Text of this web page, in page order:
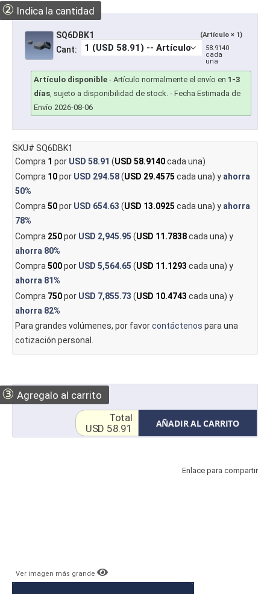
② Indica la cantidad
SQ6DBK1 (Artículo × 1)
Cant:
58.9140
cada
una
Artículo disponible - Artículo normalmente el envío en 1-3
días, sujeto a disponibilidad de stock. - Fecha Estimada de
Envío 2026-08-06
SKU# SQ6DBK1
Compra 1 por USD 58.91 (USD 58.9140cada una)
Compra 10por USD 294.58(USD 29.4575 cada una) y ahorra
50%
Compra50por USD 654.63 (USD 13.0925 cada una) y ahorra
78%
Compra 250por USD 2,945.95 (USD 11.7838cada una) y
ahorra 80%
Compra500por USD 5,564.65 (USD 11.1293 cada una) y
ahorra 81%
Compra 750por USD 7,855.73 (USD 10.4743 cada una) y
ahorra 82%
Para grandes volúmenes, por favorcontáctenos para una
cotización personal.
③ Agregalo al carrito
AÑADIR AL CARRITO
Total
USD 58.91
Enlace para compartir
Ver imagen más grande